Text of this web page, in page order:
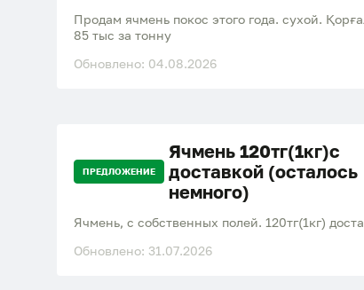
Продам ячмень покос этого года. сухой.
85 тыс за тонну
Обновлено: 04.08.2026
ПРЕДЛОЖЕНИЕ
Ячмень 120тг(1кг)с
доставкой (осталось
немного)
Ячмень, с собственных полей. 120тг(1кг)
Обновлено: 31.07.2026